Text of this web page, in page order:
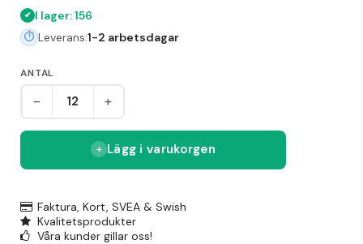
torktiden på disken. Finish erbjuder med denna
produkt en miljömärkt lösning med EU Ecolabel-
I lager: 156
Leverans:1-2 arbetsdagar
ANTAL
- +
Lägg i varukorgen
Faktura, Kort, SVEA & Swish
Kvalitetsprodukter
Våra kunder gillar oss!